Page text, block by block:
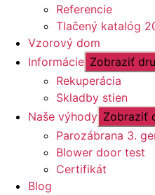
Referencie
Tlačený katalóg
Vzorový dom
Informácie Zobraziť
Rekuperácia
Skladby stien
Naše výhody Zobraziť
Parozábrana 3.
Blower door test
Certifikát
Blog